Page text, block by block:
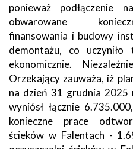
ponieważ podłączenie
obwarowane
finansowania i budowy
demontażu, co uczyniło
ekonomicznie.
Orzekający zauważa, iż
na dzień 31 grudnia
wyniósł łącznie
konieczne prace
ścieków w Falentach -